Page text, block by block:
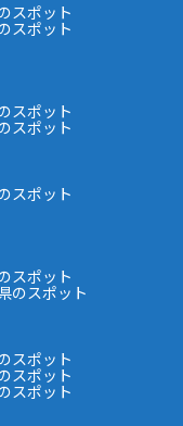
スポット
スポット
スポット
スポット
スポット
スポット
のスポット
スポット
スポット
スポット